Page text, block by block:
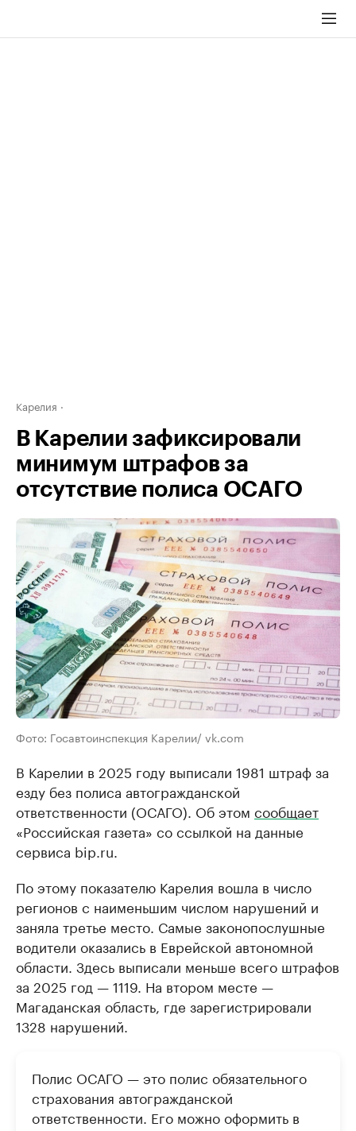
Карелия
В Карелии зафиксировали
минимум штрафов за
отсутствие полиса ОСАГО
Фото: Госавтоинспекция Карелии/ vk.com
В Карелии в 2025 году выписали 1981 штраф за
езду без полиса автогражданской
ответственности (ОСАГО). Об этом сообщает
«Российская газета» со ссылкой на данные
сервиса bip.ru.
По этому показателю Карелия вошла в число
регионов с наименьшим числом нарушений и
заняла третье место. Самые законопослушные
водители оказались в Еврейской автономной
области. Здесь выписали меньше всего штрафов
за 2025 год — 1119. На втором месте —
Магаданская область, где зарегистрировали
1328 нарушений.
Полис ОСАГО — это полис обязательного
страхования автогражданской
ответственности. Его можно оформить в